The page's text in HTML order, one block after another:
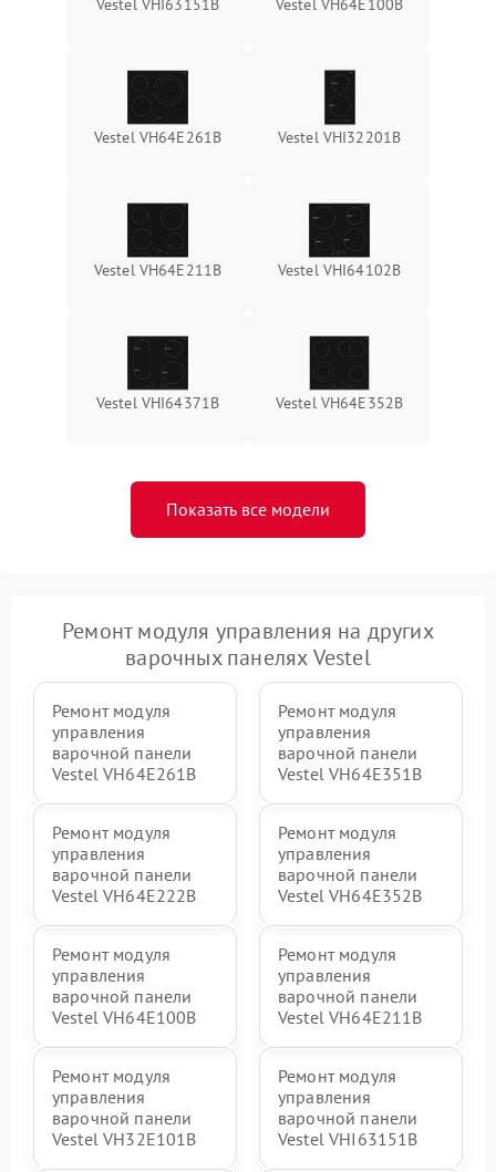
Vestel VHI63151B Vestel VH64E100B
Vestel VH64E261B Vestel VHI32201B
Vestel VH64E211B Vestel VHI64102B
Vestel VHI64371B Vestel VH64E352B
Показать все модели
Ремонт модуля управления на других
варочных панелях Vestel
Ремонт модуля
управления
варочной панели
Vestel VH64E261B
Ремонт модуля
управления
варочной панели
Vestel VH64E351B
Ремонт модуля
управления
варочной панели
Vestel VH64E222B
Ремонт модуля
управления
варочной панели
Vestel VH64E352B
Ремонт модуля
управления
варочной панели
Vestel VH64E100B
Ремонт модуля
управления
варочной панели
Vestel VH64E211B
Ремонт модуля
управления
варочной панели
Vestel VH32E101B
Ремонт модуля
управления
варочной панели
Vestel VHI63151B